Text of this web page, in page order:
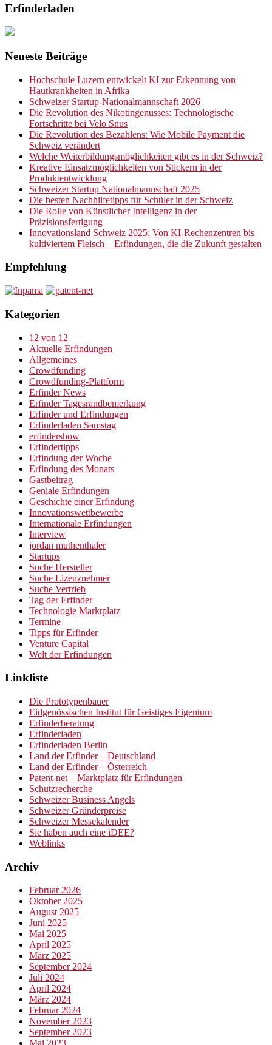
Erfinderladen
Neueste Beiträge
Hochschule Luzern entwickelt KI zur Erkennung von
Hautkrankheiten in Afrika
Schweizer Startup-Nationalmannschaft 2026
Die Revolution des Nikotingenusses: Technologische
Fortschritte bei Velo Snus
Die Revolution des Bezahlens: Wie Mobile Payment die
Schweiz verändert
Welche Weiterbildungsmöglichkeiten gibt es in der Schweiz?
Kreative Einsatzmöglichkeiten von Stickern in der
Produktentwicklung
Schweizer Startup Nationalmannschaft 2025
Die besten Nachhilfetipps für Schüler in der Schweiz
Die Rolle von Künstlicher Intelligenz in der
Präzisionsfertigung
Innovationsland Schweiz 2025: Von KI-Rechenzentren bis
kultiviertem Fleisch – Erfindungen, die die Zukunft gestalten
Empfehlung
Kategorien
12 von 12
Aktuelle Erfindungen
Allgemeines
Crowdfunding
Crowdfunding-Plattform
Erfinder News
Erfinder Tagesrandbemerkung
Erfinder und Erfindungen
Erfinderladen Samstag
erfindershow
Erfindertipps
Erfindung der Woche
Erfindung des Monats
Gastbeitrag
Geniale Erfindungen
Geschichte einer Erfindung
Innovationswettbewerbe
Internationale Erfindungen
Interview
jordan muthenthaler
Startups
Suche Hersteller
Suche Lizenznehmer
Suche Vertrieb
Tag der Erfinder
Technologie Marktplatz
Termine
Tipps für Erfinder
Venture Capital
Welt der Erfindungen
Linkliste
Die Prototypenbauer
Eidgenössischen Institut für Geistiges Eigentum
Erfinderberatung
Erfinderladen
Erfinderladen Berlin
Land der Erfinder – Deutschland
Land der Erfinder – Österreich
Patent-net – Marktplatz für Erfindungen
Schutzrecherche
Schweizer Business Angels
Schweizer Gründerpreise
Schweizer Messekalender
Sie haben auch eine iDEE?
Weblinks
Archiv
Februar 2026
Oktober 2025
August 2025
Juni 2025
Mai 2025
April 2025
März 2025
September 2024
Juli 2024
April 2024
März 2024
Februar 2024
November 2023
September 2023